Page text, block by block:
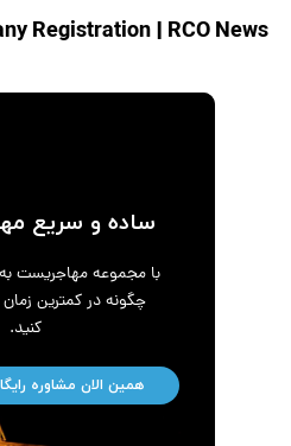
| RCO News
ساده و سریع
با مجموعه مهاجریست به
چگونه در کمترین
کنید.
همین الان مشاوره